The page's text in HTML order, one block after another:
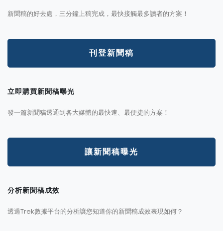
新聞稿的好去處，三分鐘上稿完成，最快接觸最多讀者的方案！
刊登新聞稿
立即購買新聞稿曝光
發一篇新聞稿透通到各大媒體的最快速、最便捷的方案！
讓新聞稿曝光
分析新聞稿成效
透過Trek數據平台的分析讓您知道你的新聞稿成效表現如何？